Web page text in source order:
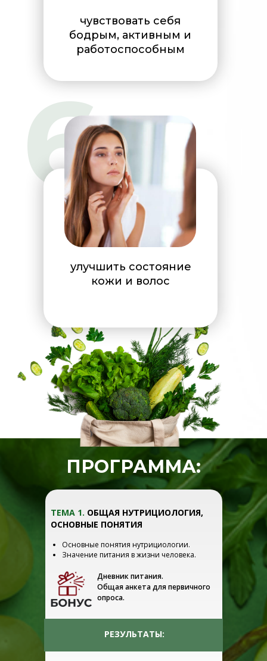
6
улучшить состояние
кожи и волос
чувствовать себя
бодрым, активным и
работоспособным
ПРОГРАММА:
Основные понятия нутрициологии.
Значение питания в жизни человека.
ТЕМА 1. ОБЩАЯ НУТРИЦИОЛОГИЯ,
ОСНОВНЫЕ ПОНЯТИЯ
Дневник питания.
Общая анкета для первичного
опроса.
РЕЗУЛЬТАТЫ: